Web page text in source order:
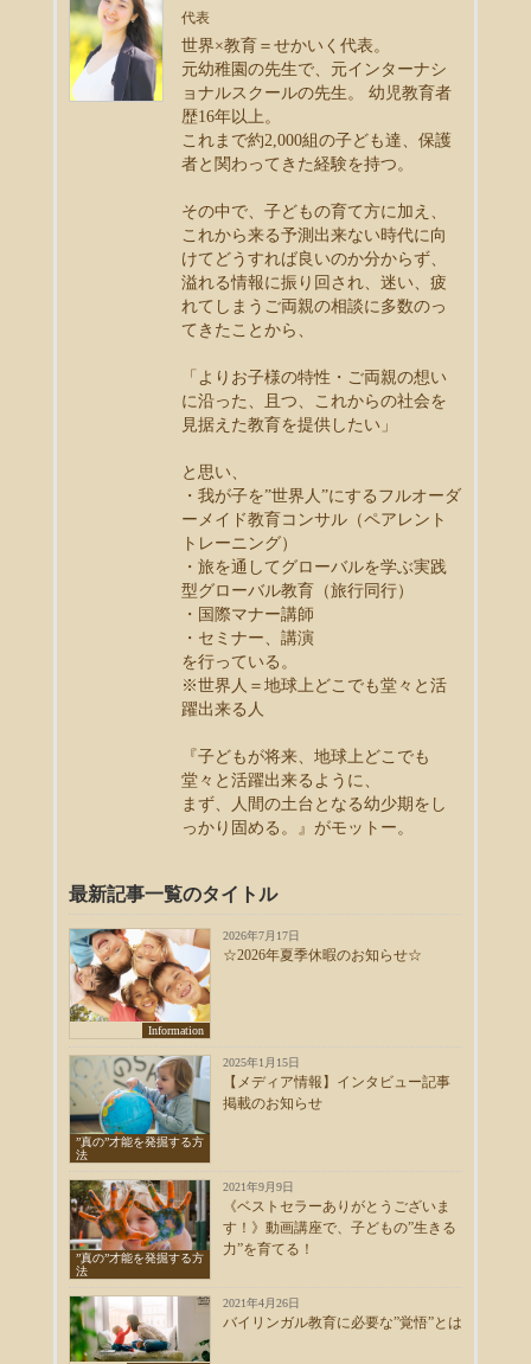
代表
世界×教育＝せかいく代表。
元幼稚園の先生で、元インターナシ
ョナルスクールの先生。 幼児教育者
歴16年以上。
これまで約2,000組の子ども達、保護
者と関わってきた経験を持つ。
その中で、子どもの育て方に加え、
これから来る予測出来ない時代に向
けてどうすれば良いのか分からず、
溢れる情報に振り回され、迷い、疲
れてしまうご両親の相談に多数のっ
てきたことから、
「よりお子様の特性・ご両親の想い
に沿った、且つ、これからの社会を
見据えた教育を提供したい」
と思い、
・我が子を”世界人”にするフルオーダ
ーメイド教育コンサル（ペアレント
トレーニング）
・旅を通してグローバルを学ぶ実践
型グローバル教育（旅行同行）
・国際マナー講師
・セミナー、講演
を行っている。
※世界人＝地球上どこでも堂々と活
躍出来る人
『子どもが将来、地球上どこでも
堂々と活躍出来るように、
まず、人間の土台となる幼少期をし
っかり固める。』がモットー。
最新記事一覧のタイトル
Information
2026年7月17日
☆2026年夏季休暇のお知らせ☆
”真の”才能を発掘する方
法
2025年1月15日
【メディア情報】インタビュー記事
掲載のお知らせ
”真の”才能を発掘する方
法
2021年9月9日
《ベストセラーありがとうございま
す！》動画講座で、子どもの”生きる
力”を育てる！
2021年4月26日
バイリンガル教育に必要な”覚悟”とは